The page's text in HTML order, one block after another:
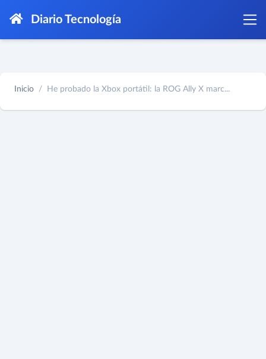
Diario Tecnología
Inicio He probado la Xbox portátil: la ROG Ally X marc...